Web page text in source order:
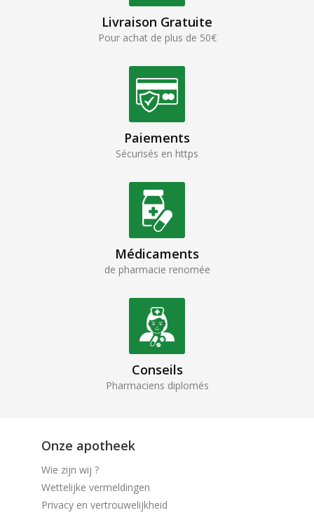
Livraison Gratuite
Pour achat de plus de 50€
Paiements
Sécurisés en https
Médicaments
de pharmacie renomée
Conseils
Pharmaciens diplomés
Onze apotheek
Wie zijn wij ?
Wettelijke vermeldingen
Privacy en vertrouwelijkheid